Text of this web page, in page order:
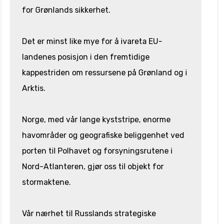
for Grønlands sikkerhet.
Det er minst like mye for å ivareta EU-
landenes posisjon i den fremtidige
kappestriden om ressursene på Grønland og i
Arktis.
Norge, med vår lange kyststripe, enorme
havområder og geografiske beliggenhet ved
porten til Polhavet og forsyningsrutene i
Nord-Atlanteren, gjør oss til objekt for
stormaktene.
Vår nærhet til Russlands strategiske